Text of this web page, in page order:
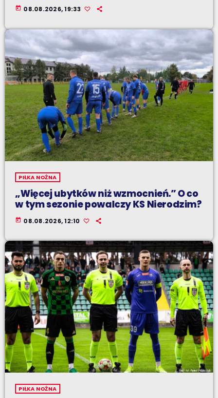
today 08.08.2026, 19:33
PIŁKA NOŻNA
„Więcej ubytków niż wzmocnień.” O co
w tym sezonie powalczy KS Nierodzim?
today 08.08.2026, 12:10
PIŁKA NOŻNA